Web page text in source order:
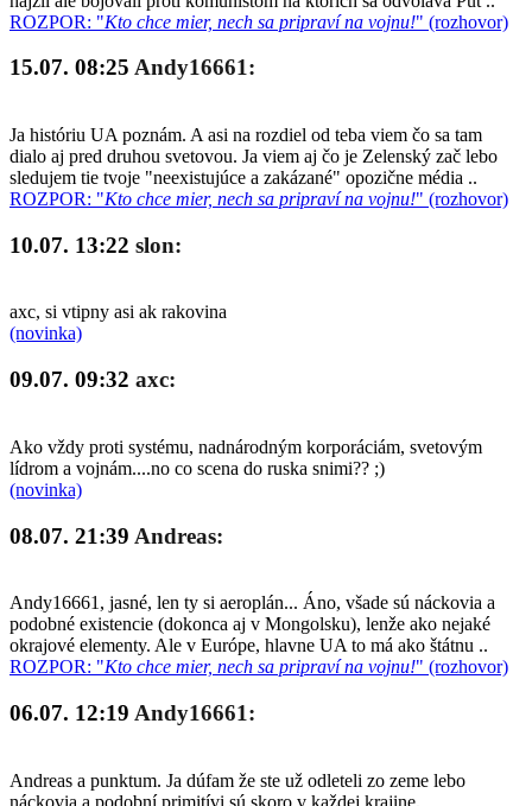
ROZPOR: "Kto chce mier, nech sa pripraví na vojnu!" (rozhovor)
15.07. 08:25 Andy16661:
Ja históriu UA poznám. A asi na rozdiel od teba viem čo sa tam
dialo aj pred druhou svetovou. Ja viem aj čo je Zelenský zač lebo
sledujem tie tvoje "neexistujúce a zakázané" opozične média ..
ROZPOR: "Kto chce mier, nech sa pripraví na vojnu!" (rozhovor)
10.07. 13:22 slon:
axc, si vtipny asi ak rakovina
(novinka)
09.07. 09:32 axc:
Ako vždy proti systému, nadnárodným korporáciám, svetovým
lídrom a vojnám....no co scena do ruska snimi?? ;)
(novinka)
08.07. 21:39 Andreas:
Andy16661, jasné, len ty si aeroplán... Áno, všade sú náckovia a
podobné existencie (dokonca aj v Mongolsku), lenže ako nejaké
okrajové elementy. Ale v Európe, hlavne UA to má ako štátnu ..
ROZPOR: "Kto chce mier, nech sa pripraví na vojnu!" (rozhovor)
06.07. 12:19 Andy16661:
Andreas a punktum. Ja dúfam že ste už odleteli zo zeme lebo
náckovia a podobní primitívi sú skoro v každej krajine.